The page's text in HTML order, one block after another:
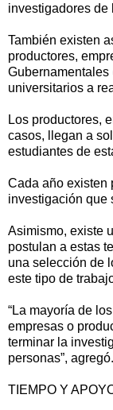
investigadores de
También existen
productores,
universitarios a
Los productores,
casos, llegan a
estudiantes de
Cada año existen
investigación que
Asimismo, existe
postulan a estas
una selección de
este tipo de
“La mayoría de
empresas o
terminar la
personas”, agregó.
TIEMPO Y